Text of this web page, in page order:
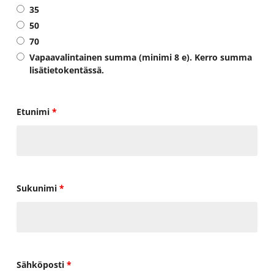
35
50
70
Vapaavalintainen summa (minimi 8 e). Kerro summa
lisätietokentässä.
Etunimi *
Sukunimi *
Sähköposti *